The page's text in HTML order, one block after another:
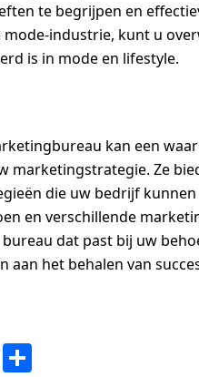
te begrijpen en
industrie, kunt u
is in mode en lifestyle.
kan een
marketingstrategie. Ze
die uw bedrijf
en verschillende
bureau dat past bij uw
aan het behalen van
E